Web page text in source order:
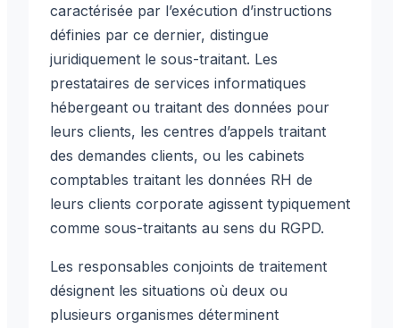
caractérisée par l’exécution d’instructions
définies par ce dernier, distingue
juridiquement le sous-traitant. Les
prestataires de services informatiques
hébergeant ou traitant des données pour
leurs clients, les centres d’appels traitant
des demandes clients, ou les cabinets
comptables traitant les données RH de
leurs clients corporate agissent typiquement
comme sous-traitants au sens du RGPD.
Les responsables conjoints de traitement
désignent les situations où deux ou
plusieurs organismes déterminent